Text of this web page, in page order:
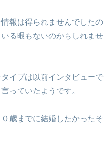
報は得られませんでしたの
る暇もないのかもしれませ
イプは以前インタビューで
っていたようです。
歳までに結婚したかったそ